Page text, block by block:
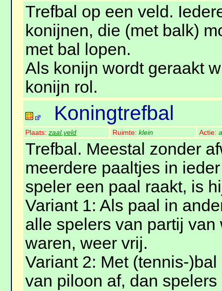
Trefbal op een veld.
konijnen, die (met balk)
met bal lopen.
Als konijn wordt geraakt
konijn rol.
Koningtrefbal
Plaats:zaal,veld Ruimte:klein Actie:
Trefbal. Meestal zonder
meerdere paaltjes in
speler een paal raakt, is
Variant 1: Als paal in
alle spelers van partij van
waren, weer vrij.
Variant 2: Met (tennis-
van piloon af, dan